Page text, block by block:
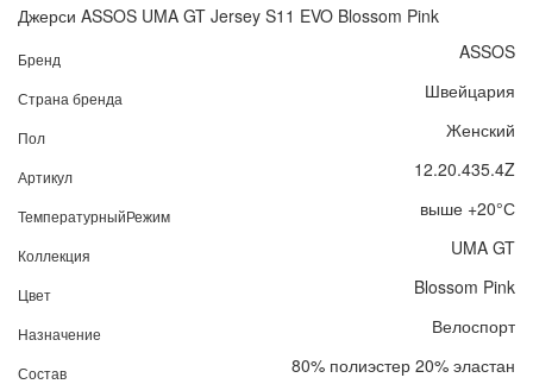
Джерси ASSOS UMA GT Jersey S11 EVO Blossom Pink
Бренд ASSOS
Страна бренда Швейцария
Пол Женский
Артикул 12.20.435.4Z
ТемпературныйРежим выше +20°С
Коллекция UMA GT
Цвет Blossom Pink
Назначение Велоспорт
Состав 80% полиэстер 20% эластан